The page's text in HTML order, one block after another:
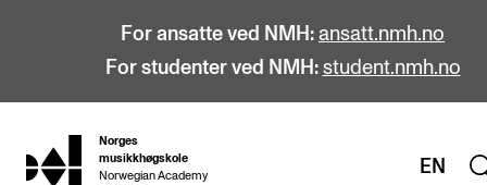
For ansatte ved NMH: ansatt.nmh.no
For studenter ved NMH: student.nmh.no
hjem
Norges
musikkhøgskole
Norwegian Academy
EN